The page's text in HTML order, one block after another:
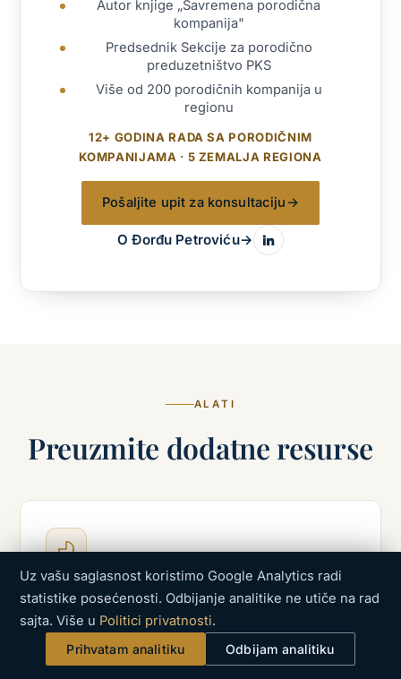
Autor knjige „Savremena porodična
kompanija"
Predsednik Sekcije za porodično
preduzetništvo PKS
Više od 200 porodičnih kompanija u
regionu
12+ GODINA RADA SA PORODIČNIM
KOMPANIJAMA · 5 ZEMALJA REGIONA
Pošaljite upit za konsultaciju→
O Đorđu Petroviću→
ALATI
Preuzmite dodatne resurse
Dijagnostika porodičnog biznisa
Brza samoprocena zrelosti firme kroz tri
sistema — biznis, vlasništvo i porodicu.
Uz vašu saglasnost koristimo Google Analytics radi
statistike posećenosti. Odbijanje analitike ne utiče na rad
sajta. Više u Politici privatnosti.
Prihvatam analitiku Odbijam analitiku